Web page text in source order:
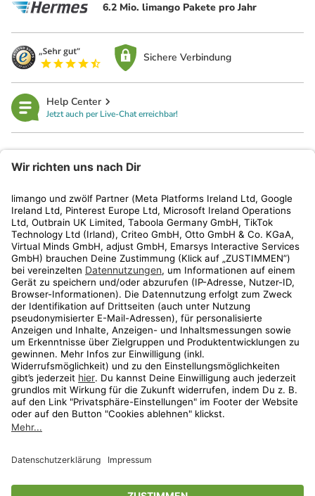
6.2 Mio. limango Pakete pro Jahr
Sichere Verbindung
Help Center
Jetzt auch per Live-Chat erreichbar!
Kundenservice
Shop
Aktionen
Travel